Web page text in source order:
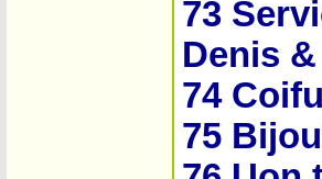
73
Denis
74
75